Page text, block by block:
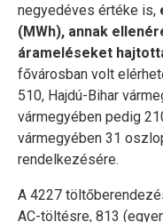
negyedéves értéke is,
(MWh), annak
árameléseket
fővárosban volt
510, Hajdú-Bihar
vármegyében pedig
vármegyében 31
rendelkezésére.
A 4227
AC-töltésre, 813